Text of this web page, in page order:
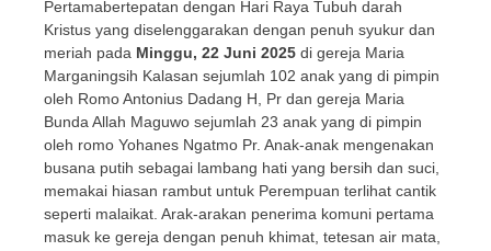
Pertamabertepatan dengan Hari Raya Tubuh darah
Kristus yang diselenggarakan dengan penuh syukur dan
meriah pada Minggu, 22 Juni 2025 di gereja Maria
Marganingsih Kalasan sejumlah 102 anak yang di pimpin
oleh Romo Antonius Dadang H, Pr dan gereja Maria
Bunda Allah Maguwo sejumlah 23 anak yang di pimpin
oleh romo Yohanes Ngatmo Pr. Anak-anak mengenakan
busana putih sebagai lambang hati yang bersih dan suci,
memakai hiasan rambut untuk Perempuan terlihat cantik
seperti malaikat. Arak-arakan penerima komuni pertama
masuk ke gereja dengan penuh khimat, tetesan air mata,